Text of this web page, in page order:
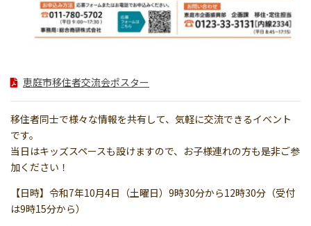
恵庭市移住者交流会ポスター
移住者同士で様々な情報を共有して、気軽に交流できるイベント
です。
当日はキッズスペースも設けますので、お子様連れの方も是非ご参
加ください！
【日時】令和7年10月4日（土曜日）9時30分から12時30分（受付
は9時15分から）